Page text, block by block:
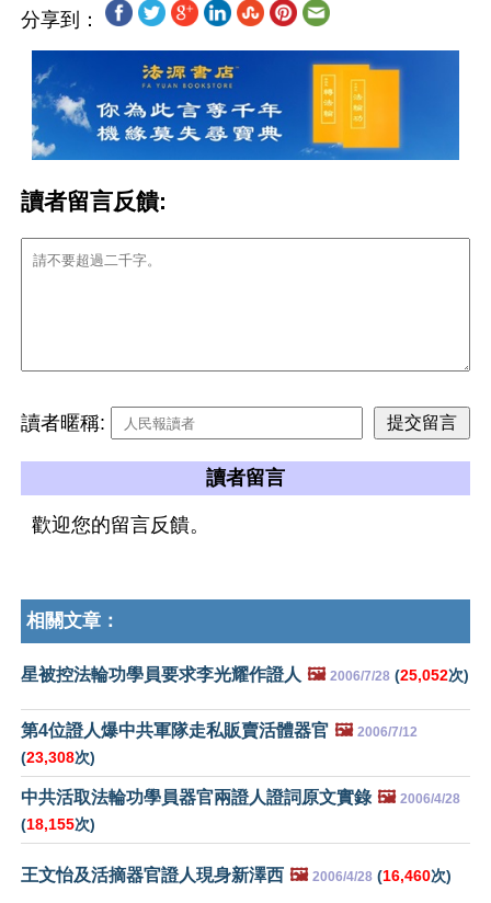
分享到：
讀者留言反饋:
讀者暱稱:
讀者留言
歡迎您的留言反饋。
相關文章：
星被控法輪功學員要求李光耀作證人 🖼️ 2006/7/28 (25,052次)
第4位證人爆中共軍隊走私販賣活體器官 🖼️ 2006/7/12
(23,308次)
中共活取法輪功學員器官兩證人證詞原文實錄 🖼️ 2006/4/28
(18,155次)
王文怡及活摘器官證人現身新澤西 🖼️ 2006/4/28 (16,460次)